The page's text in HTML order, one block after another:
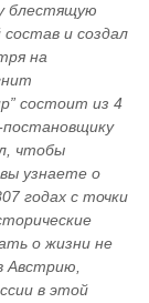
блестящую
и создал
на
состоит из 4
чтобы
узнаете о
годах с точки
о жизни не
Австрию,
в этой